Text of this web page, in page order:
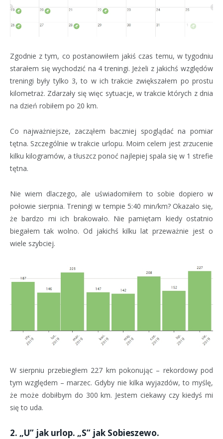
Zgodnie z tym, co postanowiłem jakiś czas temu, w tygodniu
starałem się wychodzić na 4 treningi. Jeżeli z jakichś względów
treningi były tylko 3, to w ich trakcie zwiększałem po prostu
kilometraż. Zdarzały się więc sytuacje, w trakcie których z dnia
na dzień robiłem po 20 km.
Co najważniejsze, zacząłem baczniej spoglądać na pomiar
tętna. Szczególnie w trakcie urlopu. Moim celem jest zrzucenie
kilku kilogramów, a tłuszcz ponoć najlepiej spala się w 1 strefie
tętna.
Nie wiem dlaczego, ale uświadomiłem to sobie dopiero w
połowie sierpnia. Treningi w tempie 5:40 min/km? Okazało się,
że bardzo mi ich brakowało. Nie pamiętam kiedy ostatnio
biegałem tak wolno. Od jakichś kilku lat przeważnie jest o
wiele szybciej.
W sierpniu przebiegłem 227 km pokonując – rekordowy pod
tym względem – marzec. Gdyby nie kilka wyjazdów, to myślę,
że może dobiłbym do 300 km. Jestem ciekawy czy kiedyś mi
się to uda.
2. „U” jak urlop. „S” jak Sobieszewo.